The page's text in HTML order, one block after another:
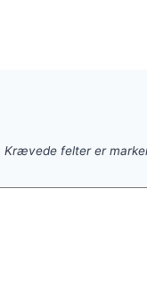
Krævede felter er